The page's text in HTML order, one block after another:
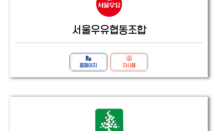
서울우유협동조합